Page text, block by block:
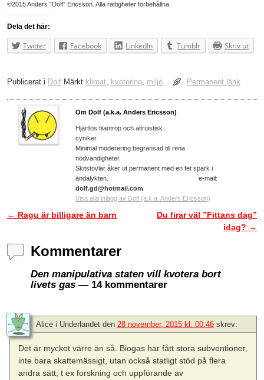
©2015 Anders ”Dolf” Ericsson. Alla rättigheter förbehållna.
Dela det här:
Twitter Facebook LinkedIn Tumblr Skriv ut
Publicerat i Dolf Märkt klimat, kvotering, miljö Permanent länk
Om Dolf (a.k.a. Anders Ericsson)
Hjärtlös filantrop och altruistisk
cyniker
Minimal moderering begränsad till rena
nödvändigheter.
Skitstövlar åker ut permanent med en fet spark i
ändalykten. e-mail:
dolf.gd@hotmail.com
Visa alla inlägg av Dolf (a.k.a. Anders Ericsson)
Inläggsnavigering
← Ragu är billigare än barn
Du firar väl ”Fittans dag”
idag? →
Kommentarer
Den manipulativa staten vill kvotera bort
livets gas — 14 kommentarer
Alice i Underlandet den 28 november, 2015 kl. 00:46 skrev:
Det är mycket värre än så. Biogas har fått stora subventioner,
inte bara skattemässigt, utan också statligt stöd på flera
andra sätt, t ex forskning och uppförande av